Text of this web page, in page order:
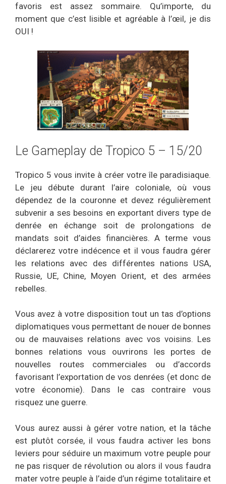
favoris est assez sommaire. Qu’importe, du
moment que c’est lisible et agréable à l’œil, je dis
OUI !
Le Gameplay de Tropico 5 – 15/20
Tropico 5 vous invite à créer votre île paradisiaque.
Le jeu débute durant l’aire coloniale, où vous
dépendez de la couronne et devez régulièrement
subvenir a ses besoins en exportant divers type de
denrée en échange soit de prolongations de
mandats soit d’aides financières. A terme vous
déclarerez votre indécence et il vous faudra gérer
les relations avec des différentes nations USA,
Russie, UE, Chine, Moyen Orient, et des armées
rebelles.
Vous avez à votre disposition tout un tas d’options
diplomatiques vous permettant de nouer de bonnes
ou de mauvaises relations avec vos voisins. Les
bonnes relations vous ouvrirons les portes de
nouvelles routes commerciales ou d’accords
favorisant l’exportation de vos denrées (et donc de
votre économie). Dans le cas contraire vous
risquez une guerre.
Vous aurez aussi à gérer votre nation, et la tâche
est plutôt corsée, il vous faudra activer les bons
leviers pour séduire un maximum votre peuple pour
ne pas risquer de révolution ou alors il vous faudra
mater votre peuple à l’aide d’un régime totalitaire et